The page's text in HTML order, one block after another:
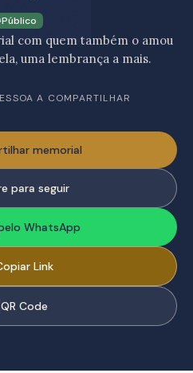
Público
com quem também o amou
uma lembrança a mais.
A COMPARTILHAR
memorial
para seguir
WhatsApp
Link
QR Code